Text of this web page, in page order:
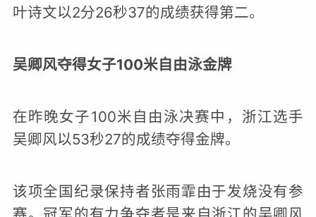
叶诗文以2分26秒37的成绩获得第二。
吴卿风夺得女子100米自由泳金牌
在昨晚女子100米自由泳决赛中，浙江选手
吴卿风以53秒27的成绩夺得金牌。
该项全国纪录保持者张雨霏由于发烧没有参